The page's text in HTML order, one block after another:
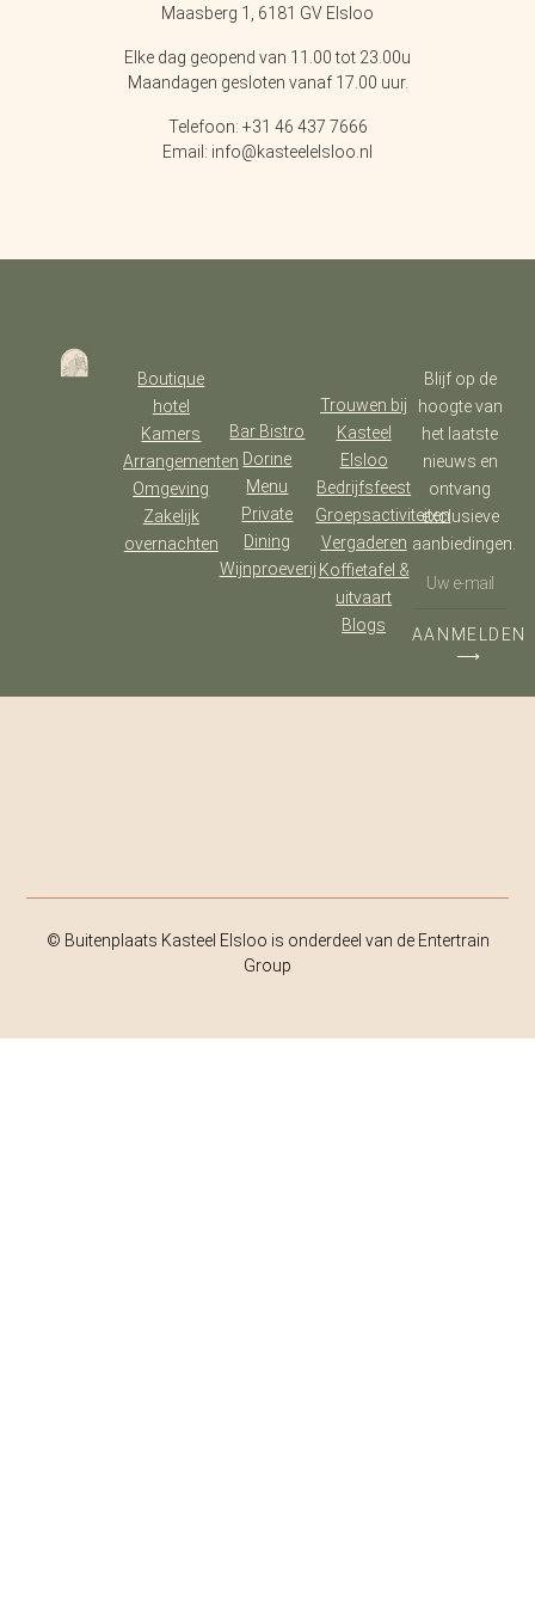
Maasberg 1, 6181 GV Elsloo
Elke dag geopend van 11.00 tot 23.00u
Maandagen gesloten vanaf 17.00 uur.
Telefoon: +31 46 437 7666
Email: info@kasteelelsloo.nl
Boutique
hotel
Kamers
Arrangementen
Omgeving
Zakelijk
overnachten
Bar Bistro
Dorine
Menu
Private
Dining
Wijnproeverij
Trouwen bij
Kasteel
Elsloo
Bedrijfsfeest
Groepsactiviteiten
Vergaderen
Koffietafel &
uitvaart
Blogs
Blijf op de
hoogte van
het laatste
nieuws en
ontvang
exclusieve
aanbiedingen.
AANMELDEN
⟶
© Buitenplaats Kasteel Elsloo is onderdeel van de Entertrain
Group